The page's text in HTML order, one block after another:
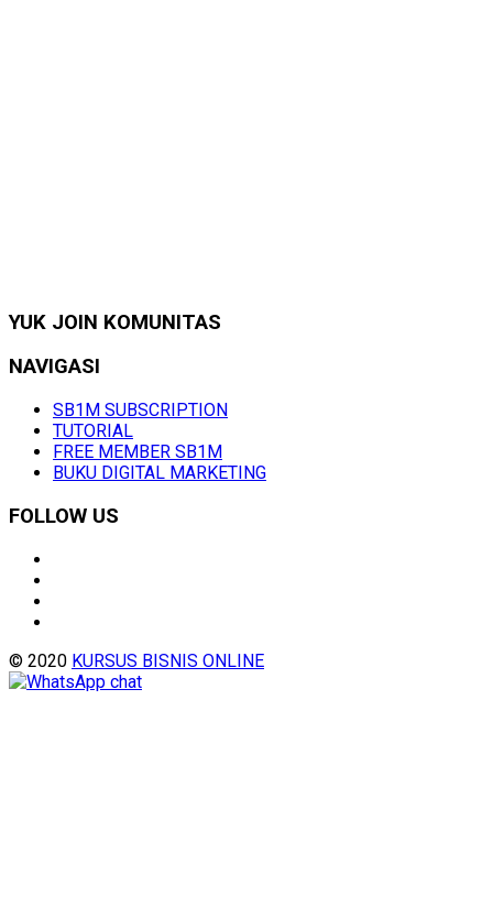
YUK JOIN KOMUNITAS
NAVIGASI
SB1M SUBSCRIPTION
TUTORIAL
FREE MEMBER SB1M
BUKU DIGITAL MARKETING
FOLLOW US
© 2020 KURSUS BISNIS ONLINE